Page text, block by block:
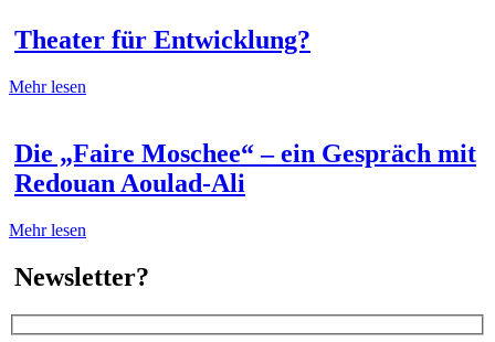
Theater für Entwicklung?
Mehr lesen
Die „Faire Moschee“ – ein Gespräch mit
Redouan Aoulad-Ali
Mehr lesen
Newsletter?